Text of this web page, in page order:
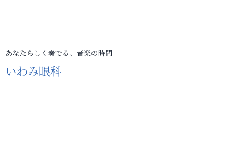
あなたらしく奏でる、音楽の時間
いわみ眼科